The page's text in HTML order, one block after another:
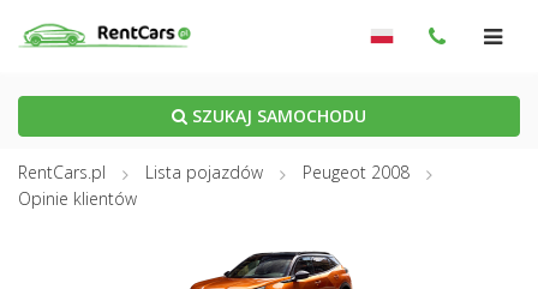
SZUKAJ SAMOCHODU
RentCars.pl Lista pojazdów
Peugeot 2008
Opinie klientów